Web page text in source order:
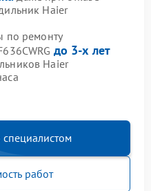
Haier
по ремонту
до 3-х лет
Haier
специалистом
работ